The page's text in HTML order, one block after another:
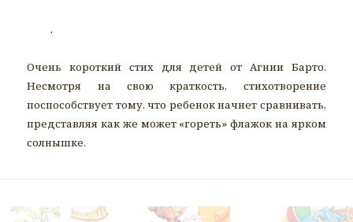
.
Очень короткий стих для детей от Агнии Барто.
Несмотря на свою краткость, стихотворение
поспособствует тому, что ребенок начнет сравнивать,
представляя как же может «гореть» флажок на ярком
солнышке.